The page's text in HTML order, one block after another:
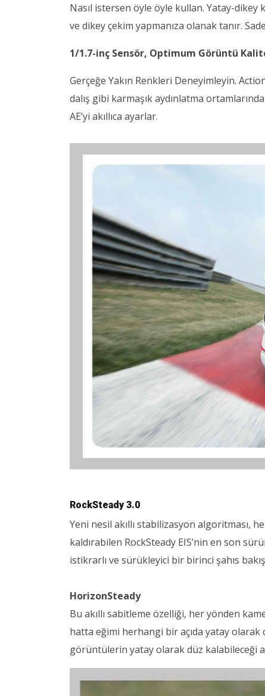
Nasıl istersen öyle öyle kullan. Yatay-
ve dikey çekim yapmanıza olanak tanır.
1/1.7-inç Sensör, Optimum Görüntü
Gerçeğe Yakın Renkleri Deneyimleyin.
dalış gibi karmaşık aydınlatma
AE’yi akıllıca ayarlar.
RockSteady 3.0
Yeni nesil akıllı stabilizasyon algoritması,
kaldırabilen RockSteady EIS’nin en son
istikrarlı ve sürükleyici bir birinci şahıs bakış
HorizonSteady
Bu akıllı sabitleme özelliği, her yönden
hatta eğimi herhangi bir açıda yatay
görüntülerin yatay olarak düz kalabileceği